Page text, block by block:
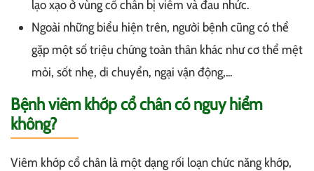
lạo xạo ở vùng cổ chân bị viêm và đau nhức.
Ngoài những biểu hiện trên, người bệnh cũng có thể
gặp một số triệu chứng toàn thân khác như cơ thể mệt
mỏi, sốt nhẹ, di chuyển, ngại vận động,...
Bệnh viêm khớp cổ chân có nguy hiểm
không?
Viêm khớp cổ chân là một dạng rối loạn chức năng khớp,